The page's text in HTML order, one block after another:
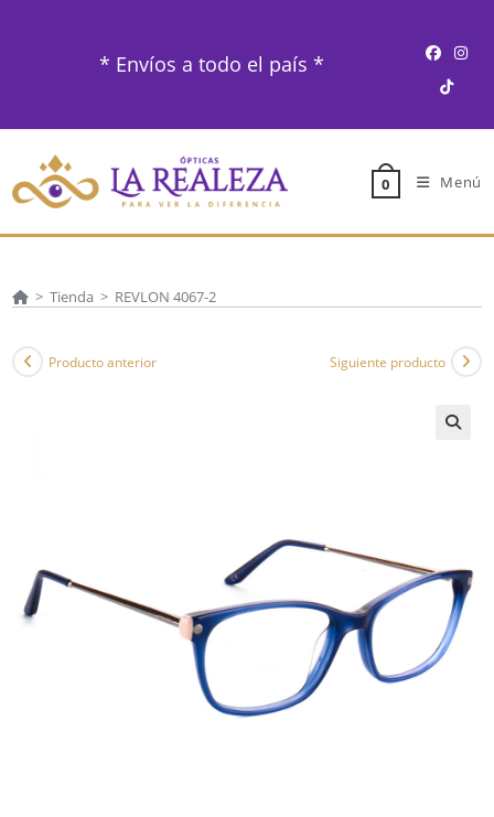
* Envíos a todo el país *
0 Menú
> Tienda > REVLON 4067-2
Producto anterior Siguiente producto